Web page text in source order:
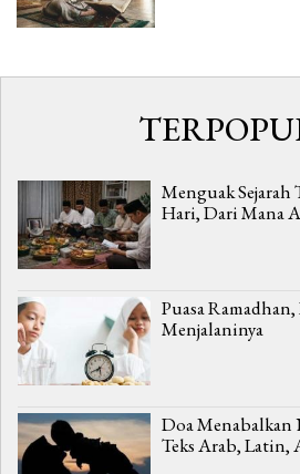
Menguak Sejarah
Hari, Dari Mana
Puasa
Menjalaninya
Doa Menabalkan
Teks Arab, Latin,